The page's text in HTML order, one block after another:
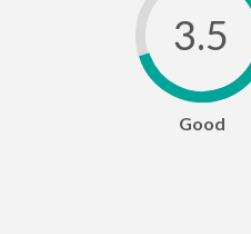
3.5
Good